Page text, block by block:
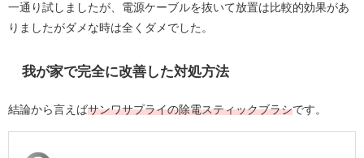
一通り試しましたが、電源ケーブルを抜いて放置は比較的効果があ
りましたがダメな時は全くダメでした。
我が家で完全に改善した対処方法
結論から言えばサンワサプライの除電スティックブラシです。